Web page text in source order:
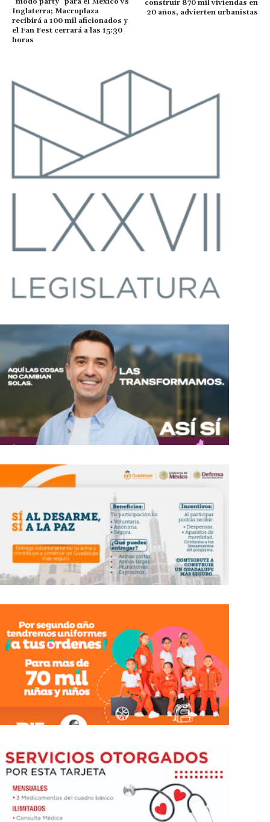
Inglaterra; Macroplaza
recibirá a 100 mil aficionados y
el Fan Fest cerrará a las 15:30
horas
construir 870 mil viviendas en
20 años, advierten urbanistas